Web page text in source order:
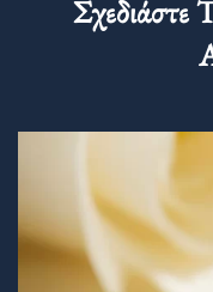
Σχεδιάστε